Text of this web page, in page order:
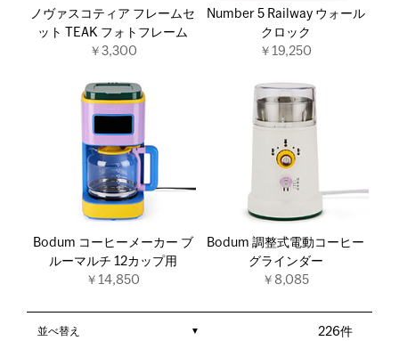
ノヴァスコティア フレームセ
ット TEAK フォトフレーム
￥3,300
Number 5 Railway ウォール
クロック
￥19,250
Bodum コーヒーメーカー ブ
ルーマルチ 12カップ用
￥14,850
Bodum 調整式電動コーヒー
グラインダー
￥8,085
226件
並べ替え